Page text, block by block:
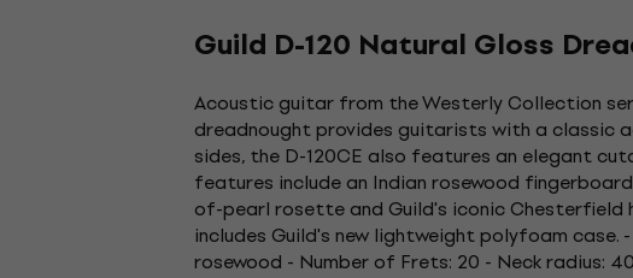
Guild D-120 Natural Gloss
Acoustic guitar from the Westerly Collection
dreadnought provides guitarists with a classic
sides, the D-120CE also features an elegant
features include an Indian rosewood
of-pearl rosette and Guild's iconic Chesterfield
includes Guild's new lightweight polyfoam case.
rosewood - Number of Frets: 20 - Neck radius: